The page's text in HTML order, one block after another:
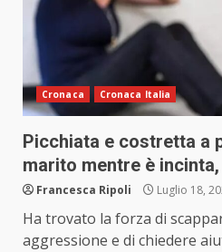
Cronaca Cronaca Italia
Picchiata e costretta a
marito mentre è
Francesca Ripoli Luglio 18,
Ha trovato la forza di
aggressione e di chiedere